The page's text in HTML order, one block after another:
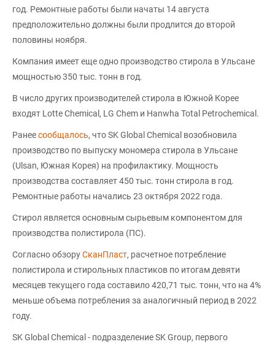
год. Ремонтные работы были начаты 14 августа
предположительно должны были продлится до второй
половины ноября.
Компания имеет еще одно производство стирола в Ульсане
мощностью 350 тыс. тонн в год.
В число других производителей стирола в Южной Корее
входят Lotte Chemical, LG Chem и Hanwha Total Petrochemical.
Ранеесообщалось, что SK Global Chemical возобновила
производство по выпуску мономера стирола в Ульсане
(Ulsan, Южная Корея) на профилактику. Мощность
производства составляет 450 тыс. тонн стирола в год.
Ремонтные работы начались 23 октября 2022 года.
Стирол является основным сырьевым компонентом для
производства полистирола (ПС).
Согласно обзоруСканПласт, расчетное потребление
полистирола и стирольных пластиков по итогам девяти
месяцев текущего года составило 420,71 тыс. тонн, что на 4%
меньше объема потребления за аналогичный период в 2022
году.
SK Global Chemical - подразделение SK Group, первого